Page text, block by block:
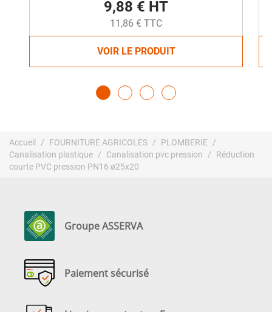
9,88 € HT
11,86 € TTC
VOIR LE PRODUIT
Accueil FOURNITURE AGRICOLES
PLOMBERIE
Canalisation plastique
Canalisation pvc pression
Réduction
courte PVC pression PN16 ø25x20
Groupe ASSERVA
Paiement sécurisé